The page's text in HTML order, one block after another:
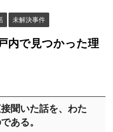
未解決事件
内で見つかった理
聞いた話を、わた
ある。